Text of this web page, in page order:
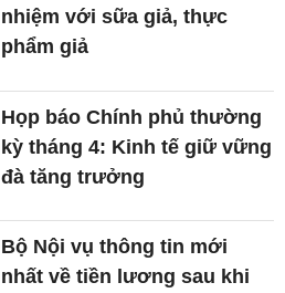
nhiệm với sữa giả, thực
phẩm giả
Họp báo Chính phủ thường
kỳ tháng 4: Kinh tế giữ vững
đà tăng trưởng
Bộ Nội vụ thông tin mới
nhất về tiền lương sau khi